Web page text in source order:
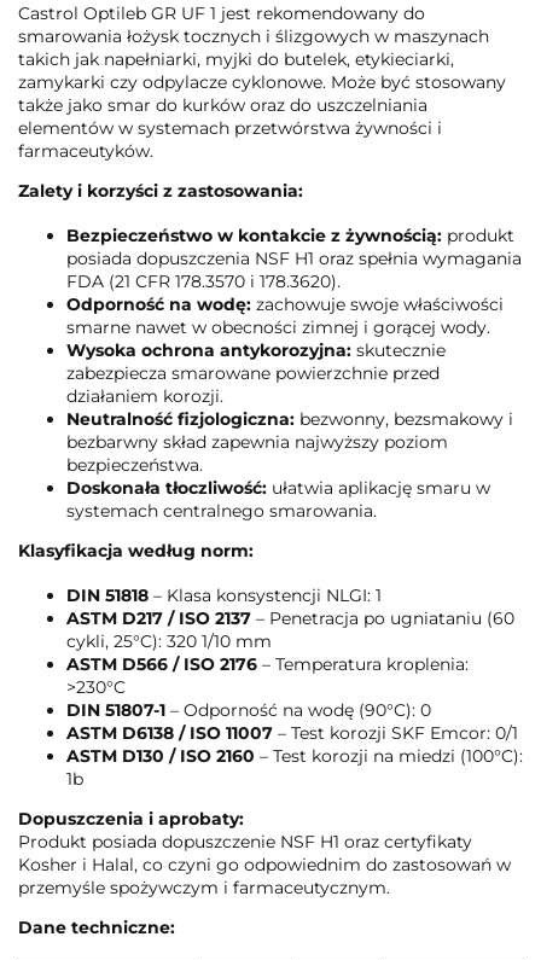
Castrol Optileb GR UF 1 jest rekomendowany do
smarowania łożysk tocznych i ślizgowych w maszynach
takich jak napełniarki, myjki do butelek, etykieciarki,
zamykarki czy odpylacze cyklonowe. Może być stosowany
także jako smar do kurków oraz do uszczelniania
elementów w systemach przetwórstwa żywności i
farmaceutyków.
Zalety i korzyści z zastosowania:
Bezpieczeństwo w kontakcie z żywnością: produkt
posiada dopuszczenia NSF H1 oraz spełnia wymagania
FDA (21 CFR 178.3570 i 178.3620).
Odporność na wodę: zachowuje swoje właściwości
smarne nawet w obecności zimnej i gorącej wody.
Wysoka ochrona antykorozyjna: skutecznie
zabezpiecza smarowane powierzchnie przed
działaniem korozji.
Neutralność fizjologiczna: bezwonny, bezsmakowy i
bezbarwny skład zapewnia najwyższy poziom
bezpieczeństwa.
Doskonała tłoczliwość: ułatwia aplikację smaru w
systemach centralnego smarowania.
Klasyfikacja według norm:
DIN 51818 – Klasa konsystencji NLGI: 1
ASTM D217 / ISO 2137 – Penetracja po ugniataniu (60
cykli, 25°C): 320 1/10 mm
ASTM D566 / ISO 2176 – Temperatura kroplenia:
>230°C
DIN 51807-1 – Odporność na wodę (90°C): 0
ASTM D6138 / ISO 11007 – Test korozji SKF Emcor: 0/1
ASTM D130 / ISO 2160 – Test korozji na miedzi (100°C):
1b
Dopuszczenia i aprobaty:
Produkt posiada dopuszczenie NSF H1 oraz certyfikaty
Kosher i Halal, co czyni go odpowiednim do zastosowań w
przemyśle spożywczym i farmaceutycznym.
Dane techniczne: